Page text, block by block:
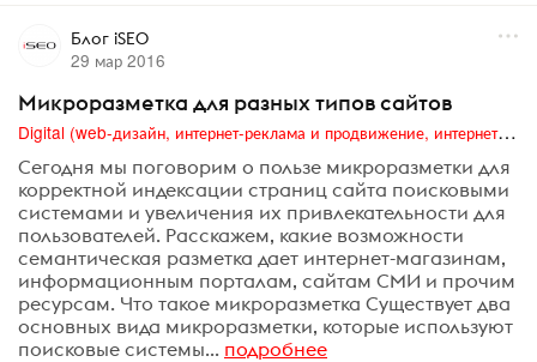
Блог iSEO
29 мар 2016
Микроразметка для разных типов сайтов
Digital (web-дизайн, интернет-реклама и продвижение, интернет-сообщества и блоги, интернет-коммуникации, мобильный маркетинг, реклама на цифровых экранах)
Сегодня мы поговорим о пользе микроразметки для
корректной индексации страниц сайта поисковыми
системами и увеличения их привлекательности для
пользователей. Расскажем, какие возможности
семантическая разметка дает интернет-магазинам,
информационным порталам, сайтам СМИ и прочим
ресурсам. Что такое микроразметка Существует два
основных вида микроразметки, которые используют
поисковые системы... подробнее